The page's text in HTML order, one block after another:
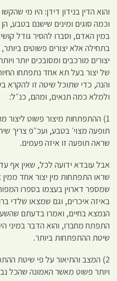
והוא הדין בנידון דידן: היו מי
וכמה סוגים ומינים שישנם בטבע,
במין האדם, וסברו להסיר גודל
בתחילה אלא יצורים פשוטים
יצורים מורכבים ומסובכים יותר
של יצור בעל תא אחד נתפתחו
והנה, כדי שתוכל שיטה זו להקרא
ולמלא כמה תנאים, ומהם, כנ״ל:
1) ההתפתחות מיצור פשוט ליצור
תופעה מצוי׳ בטבע, ועכ״פ צריך
שראה תופעה זו איזה פעמים.
אבל עובדא ידועה לכל, שאין אף
שראו התפתחות מין יצור אחד
שמספר דארוין בעצמו בספרו
באיזה איכרים, וגם שמצאו שלדי
הנמצא בחיים, ואמרו בדעתם
התפתח מחברו, והוא הדבר במיני
שיטת ההתפתחות ביותר.
2) המצב והתיאור על פי שיטת
ויותר פשוט מאשר האמונה שהכל